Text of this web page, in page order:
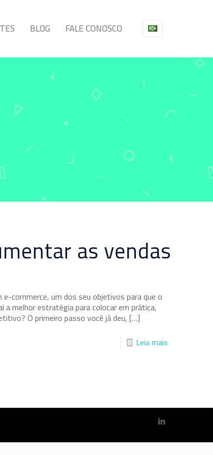
BLOG FALE CONOSCO
as vendas
commerce, um dos seu objetivos para que o
a melhor estratégia para colocar em prática,
O primeiro passo você já deu, […]
Leia mais